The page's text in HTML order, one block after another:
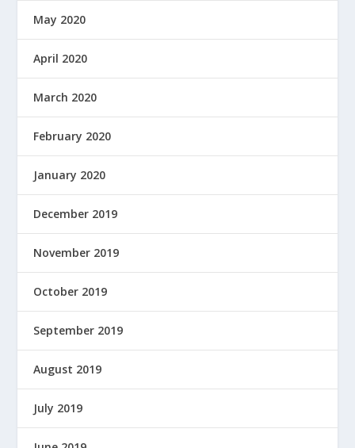
May 2020
April 2020
March 2020
February 2020
January 2020
December 2019
November 2019
October 2019
September 2019
August 2019
July 2019